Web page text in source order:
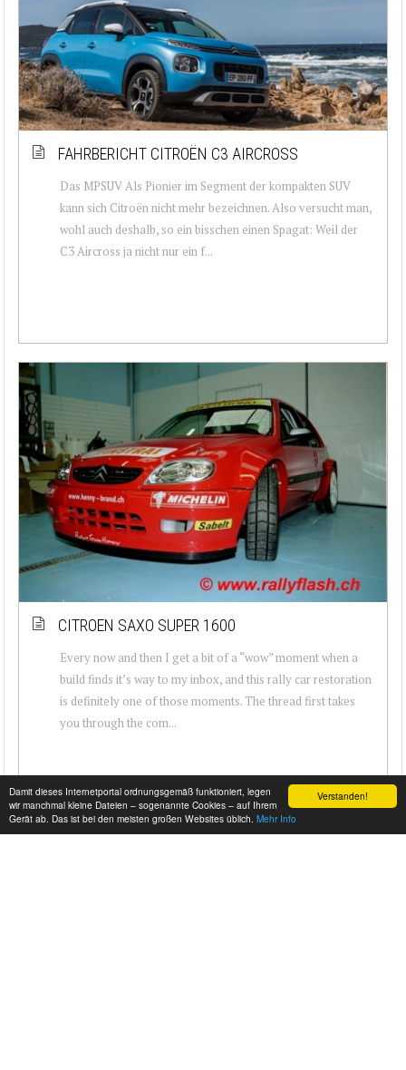
Verstanden!
Damit dieses Internetportal ordnungsgemäß funktioniert, legen
wir manchmal kleine Dateien – sogenannte Cookies – auf Ihrem
Gerät ab. Das ist bei den meisten großen Websites üblich. Mehr Info
FAHRBERICHT CITROËN C3 AIRCROSS
Das MPSUV Als Pionier im Segment der kompakten SUV
kann sich Citroën nicht mehr bezeichnen. Also versucht man,
wohl auch deshalb, so ein bisschen einen Spagat: Weil der
C3 Aircross ja nicht nur ein f...
CITROEN SAXO SUPER 1600
Every now and then I get a bit of a “wow” moment when a
build finds it’s way to my inbox, and this rally car restoration
is definitely one of those moments. The thread first takes
you through the com...